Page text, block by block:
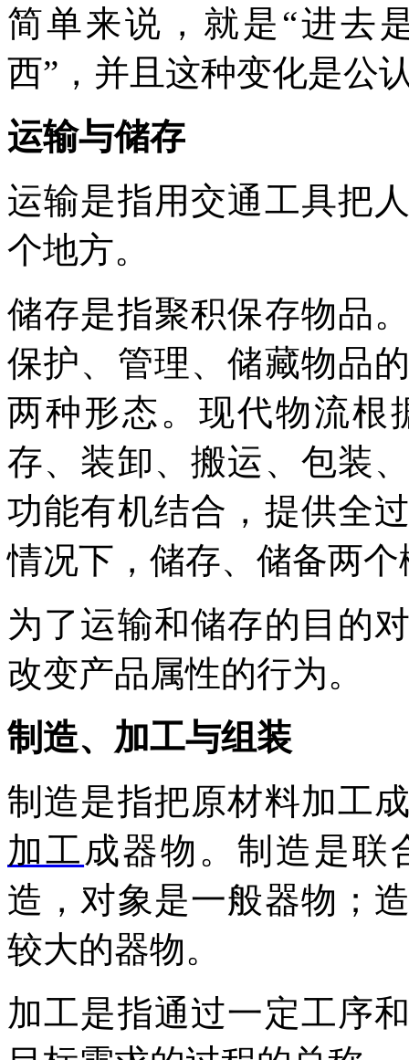
简单来说，就是“进去
西”，并且这种变化是公
运输与储存
运输是指用交通工具把
个地方。
储存是指聚积保存物品
保护、管理、储藏物品
两种形态。现代物流根
存、装卸、搬运、包装
功能有机结合，提供全
情况下，储存、储备两
为了运输和储存的目的
改变产品属性的行为。
制造、加工与组装
制造是指把原材料加工
加工成器物。制造是联
造，对象是一般器物；
较大的器物。
加工是指通过一定工序